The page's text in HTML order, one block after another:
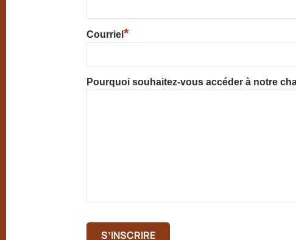
Courriel*
Pourquoi souhaitez-vous accéder à notre